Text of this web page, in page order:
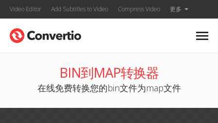
Video Editor Add Subtitles to Video Compress Video 更多
BIN到MAP转换器
在线免费转换您的bin文件为map文件